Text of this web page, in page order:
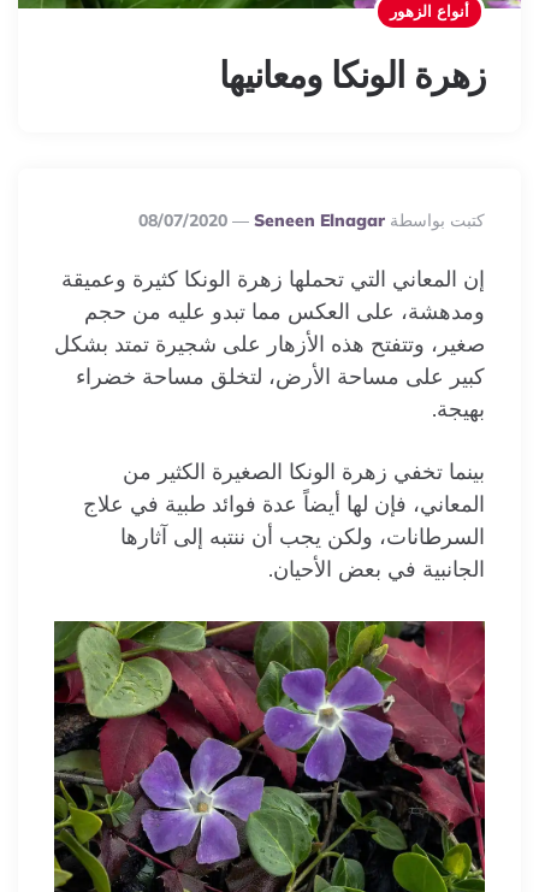
أنواع الزهور
زهرة الونكا ومعانيها
Posted
By
كتبت بواسطة Seneen Elnagar
08/07/2020
إن المعاني التي تحملها زهرة الونكا كثيرة وعميقة
ومدهشة، على العكس مما تبدو عليه من حجم
صغير، وتتفتح هذه الأزهار على شجيرة تمتد بشكل
كبير على مساحة الأرض، لتخلق مساحة خضراء
بهيجة.
بينما تخفي زهرة الونكا الصغيرة الكثير من
المعاني، فإن لها أيضاً عدة فوائد طبية في علاج
السرطانات، ولكن يجب أن ننتبه إلى آثارها
الجانبية في بعض الأحيان.